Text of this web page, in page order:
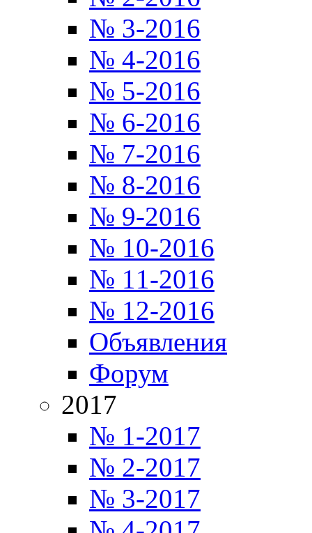
№ 3-2016
№ 4-2016
№ 5-2016
№ 6-2016
№ 7-2016
№ 8-2016
№ 9-2016
№ 10-2016
№ 11-2016
№ 12-2016
Объявления
Форум
2017
№ 1-2017
№ 2-2017
№ 3-2017